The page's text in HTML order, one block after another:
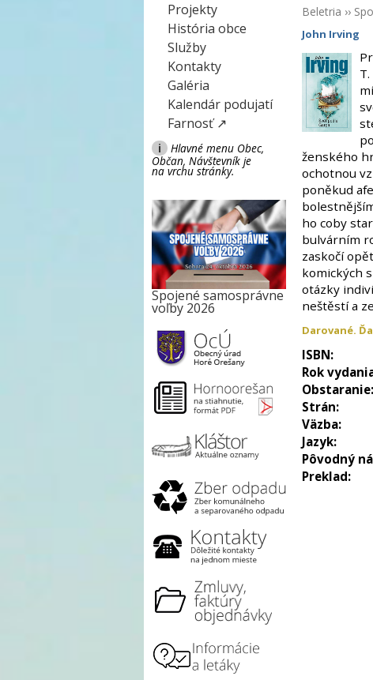
Beletria ››
John Irving
ženského
ochotnou
poněkud
ho coby
bulvárním
zaskočí
komických
otázky
neštěstí a
Darované.
ISBN:
Rok
Obstaranie:
Strán:
Väzba:
Jazyk:
Pôvodný
Preklad:
Projekty
História obce
Služby
Kontakty
Galéria
Kalendár podujatí
Farnosť ↗
i
Hlavné menu Obec,
Občan, Návštevník je
na vrchu stránky.
Spojené samosprávne
voľby 2026